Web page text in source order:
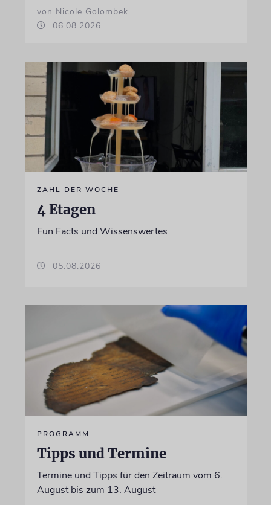
von Nicole Golombek
06.08.2026
ZAHL DER WOCHE
4 Etagen
Fun Facts und Wissenswertes
05.08.2026
PROGRAMM
Tipps und Termine
Termine und Tipps für den Zeitraum vom 6.
August bis zum 13. August